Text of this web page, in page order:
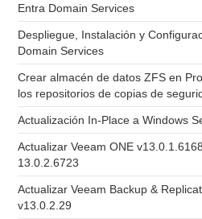
Entra Domain Services
Despliegue, Instalación y
Domain Services
Crear almacén de datos ZFS en
los repositorios de copias de
Actualización In-Place a Windows
Actualizar Veeam ONE
13.0.2.6723
Actualizar Veeam Backup &
v13.0.2.29